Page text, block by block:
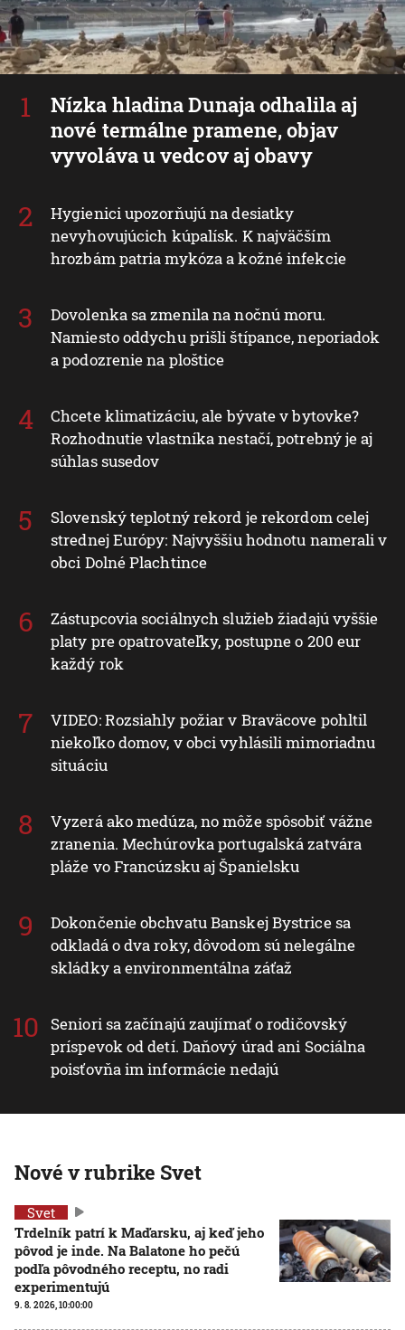
Nízka hladina Dunaja odhalila aj
nové termálne pramene, objav
vyvoláva u vedcov aj obavy
Hygienici upozorňujú na desiatky
nevyhovujúcich kúpalísk. K najväčším
hrozbám patria mykóza a kožné infekcie
Dovolenka sa zmenila na nočnú moru.
Namiesto oddychu prišli štípance, neporiadok
a podozrenie na ploštice
Chcete klimatizáciu, ale bývate v bytovke?
Rozhodnutie vlastníka nestačí, potrebný je aj
súhlas susedov
Slovenský teplotný rekord je rekordom celej
strednej Európy: Najvyššiu hodnotu namerali v
obci Dolné Plachtince
Zástupcovia sociálnych služieb žiadajú vyššie
platy pre opatrovateľky, postupne o 200 eur
každý rok
VIDEO: Rozsiahly požiar v Braväcove pohltil
niekoľko domov, v obci vyhlásili mimoriadnu
situáciu
Vyzerá ako medúza, no môže spôsobiť vážne
zranenia. Mechúrovka portugalská zatvára
pláže vo Francúzsku aj Španielsku
Dokončenie obchvatu Banskej Bystrice sa
odkladá o dva roky, dôvodom sú nelegálne
skládky a environmentálna záťaž
Seniori sa začínajú zaujímať o rodičovský
príspevok od detí. Daňový úrad ani Sociálna
poisťovňa im informácie nedajú
Nové v rubrike Svet
Svet
Trdelník patrí k Maďarsku, aj keď jeho
pôvod je inde. Na Balatone ho pečú
podľa pôvodného receptu, no radi
experimentujú
9. 8. 2026, 10:00:00